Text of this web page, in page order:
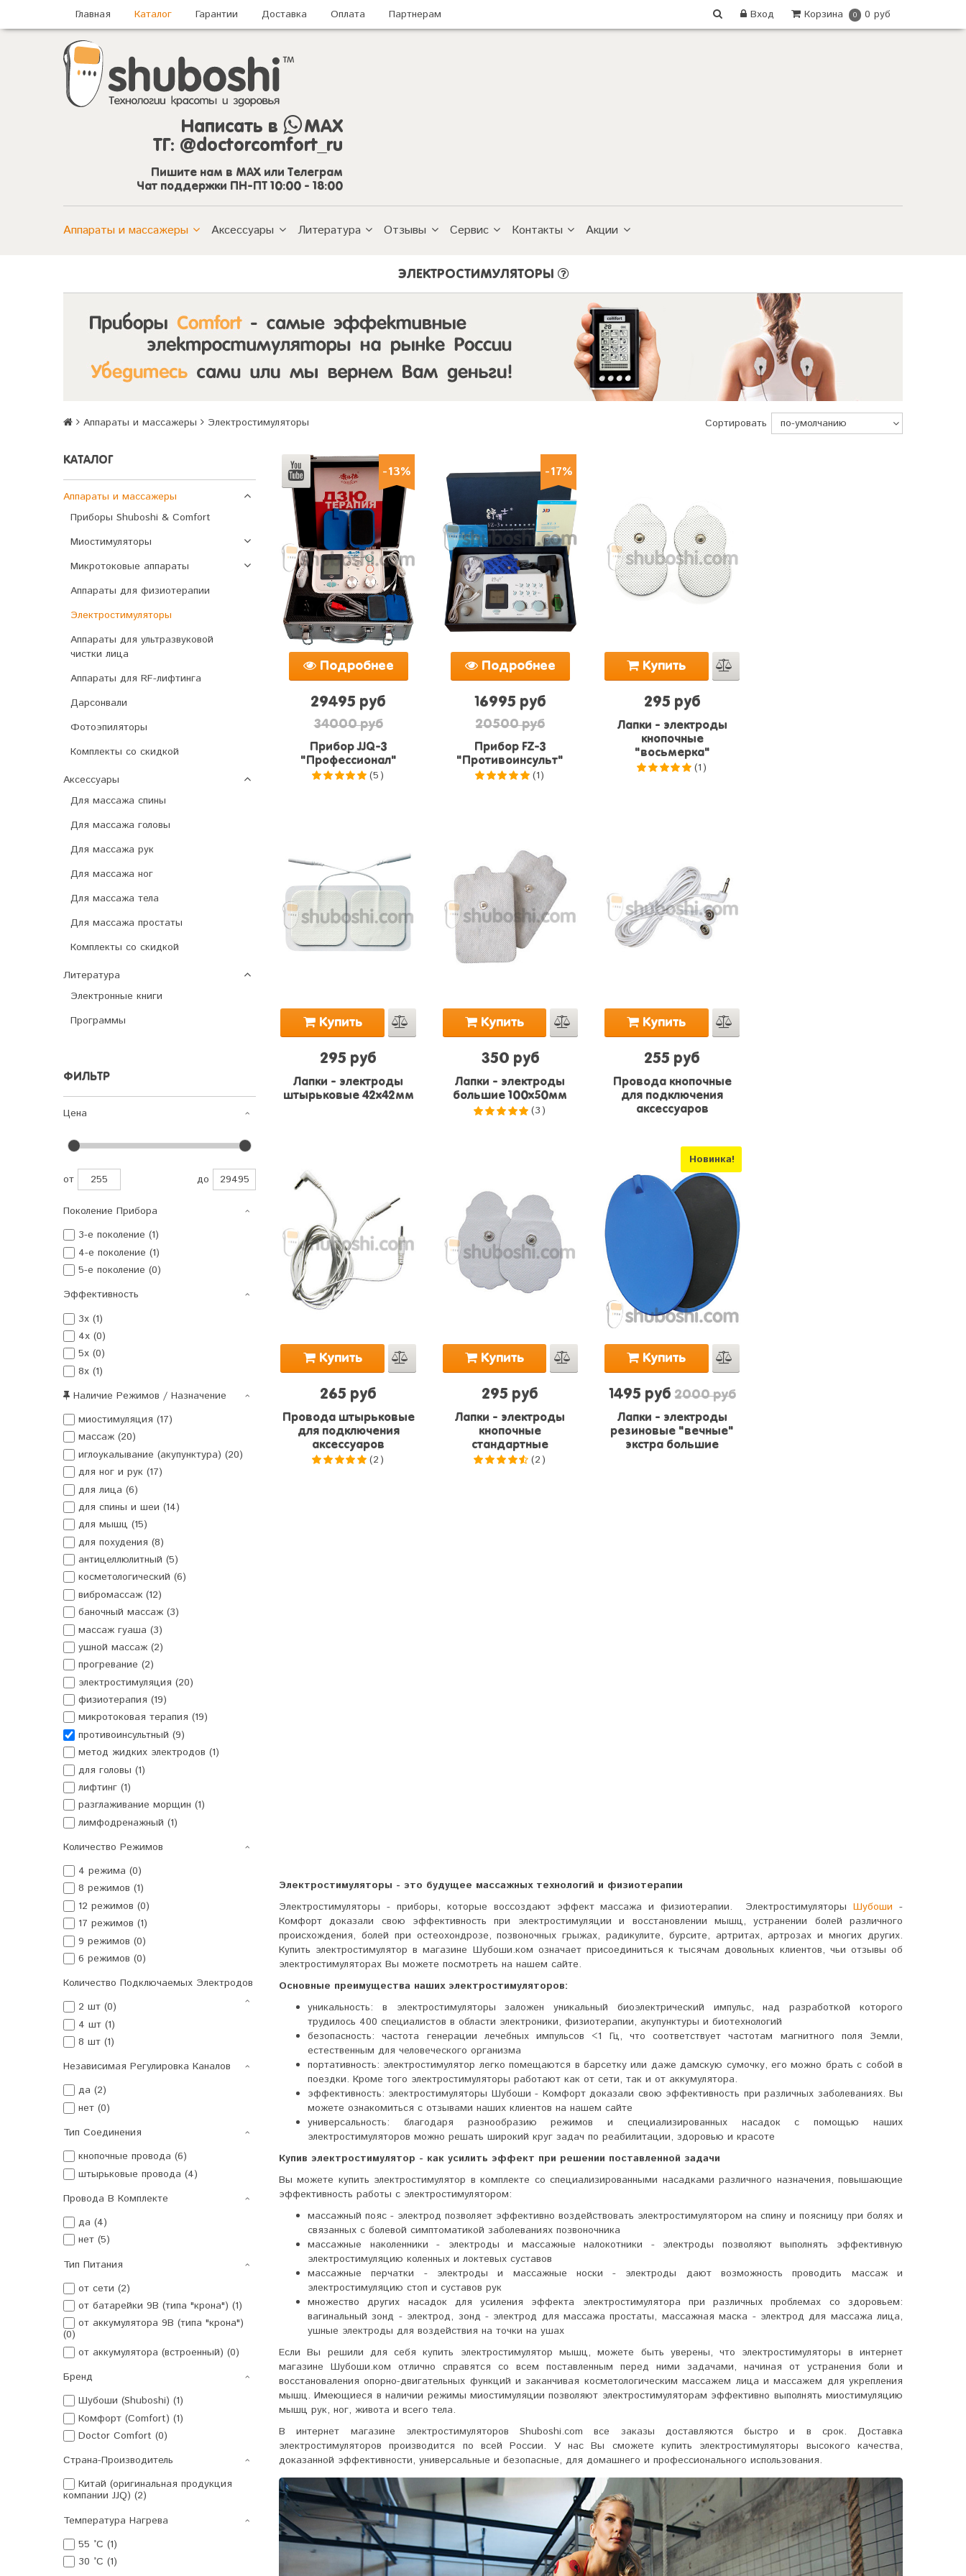
Главная Каталог Гарантии Доставка Оплата Партнерам Корзина 0 0 руб
Вход
Написать в
MAX
ТГ: @doctorcomfort_ru
Пишите нам в MAX или Телеграм
Чат поддержки ПН-ПТ 10:00 - 18:00
Аппараты и массажеры Аксессуары Литература Отзывы Сервис Контакты Акции
ЭЛЕКТРОСТИМУЛЯТОРЫ
Аппараты и массажеры Электростимуляторы Сортировать
КАТАЛОГ
Аппараты и массажеры
Приборы Shuboshi & Comfort
Миостимуляторы
Микротоковые аппараты
Аппараты для физиотерапии
Электростимуляторы
Аппараты для ультразвуковой
чистки лица
Аппараты для RF-лифтинга
Дарсонвали
Фотоэпиляторы
Комплекты со скидкой
Аксессуары
Для массажа спины
Для массажа головы
Для массажа рук
Для массажа ног
Для массажа тела
Для массажа простаты
Комплекты со скидкой
Литература
Электронные книги
Программы
ФИЛЬТР
Цена
от до
Поколение Прибора
3-е поколение (1)
4-е поколение (1)
5-е поколение (0)
Эффективность
3x (1)
4x (0)
5x (0)
8x (1)
Наличие Режимов / Назначение
миостимуляция (17)
массаж (20)
иглоукалывание (акупунктура) (20)
для ног и рук (17)
для лица (6)
для спины и шеи (14)
для мышц (15)
для похудения (8)
антицеллюлитный (5)
косметологический (6)
вибромассаж (12)
баночный массаж (3)
массаж гуаша (3)
ушной массаж (2)
прогревание (2)
электростимуляция (20)
физиотерапия (19)
микротоковая терапия (19)
противоинсультный (9)
метод жидких электродов (1)
для головы (1)
лифтинг (1)
разглаживание морщин (1)
лимфодренажный (1)
Количество Режимов
4 режима (0)
8 режимов (1)
12 режимов (0)
17 режимов (1)
9 режимов (0)
6 режимов (0)
Количество Подключаемых Электродов
2 шт (0)
4 шт (1)
8 шт (1)
Независимая Регулировка Каналов
да (2)
нет (0)
Тип Соединения
кнопочные провода (6)
штырьковые провода (4)
Провода В Комплекте
да (4)
нет (5)
Тип Питания
от сети (2)
от батарейки 9В (типа "крона") (1)
от аккумулятора 9В (типа "крона")
(0)
от аккумулятора (встроенный) (0)
Бренд
Шубоши (Shuboshi) (1)
Комфорт (Comfort) (1)
Doctor Comfort (0)
Страна-Производитель
Китай (оригинальная продукция
компании JJQ) (2)
Температура Нагрева
55 °C (1)
30 °C (1)
-13%
Подробнее
29495 руб
34000 руб
Прибор JJQ-3
"Профессионал"
(5)
-17%
Подробнее
16995 руб
20500 руб
Прибор FZ-3
"Противоинсульт"
(1)
Купить
295 руб
Лапки - электроды
кнопочные
"восьмерка"
(1)
Купить
295 руб
Лапки - электроды
штырьковые 42х42мм
Купить
350 руб
Лапки - электроды
большие 100x50мм
(3)
Купить
255 руб
Провода кнопочные
для подключения
аксессуаров
Купить
265 руб
Провода штырьковые
для подключения
аксессуаров
(2)
Купить
295 руб
Лапки - электроды
кнопочные
стандартные
(2)
Новинка!
Купить
1495 руб2000 руб
Лапки - электроды
резиновые "вечные"
экстра большие
Электростимуляторы - это будущее массажных технологий и физиотерапии
Электростимуляторы - приборы, которые воссоздают эффект массажа и физиотерапии. ЭлектростимуляторыШубоши -
Комфорт доказали свою эффективность при электростимуляции и восстановлении мышц, устранении болей различного
происхождения, болей при остеохондрозе, позвоночных грыжах, радикулите, бурсите, артритах, артрозах и многих других.
Купить электростимулятор в магазине Шубоши.ком означает присоединиться к тысячам довольных клиентов, чьи отзывы об
электростимуляторах Вы можете посмотреть на нашем сайте.
Основные преимущества наших электростимуляторов:
уникальность: в электростимуляторы заложен уникальный биоэлектрический импульс, над разработкой которого
трудилось 400 специалистов в области электроники, физиотерапии, акупунктуры и биотехнологий
безопасность: частота генерации лечебных импульсов <1 Гц, что соответствует частотам магнитного поля Земли,
естественным для человеческого организма
портативность: электростимулятор легко помещаются в барсетку или даже дамскую сумочку, его можно брать с собой в
поездки. Кроме того электростимуляторы работают как от сети, так и от аккумулятора.
эффективность: электростимуляторы Шубоши - Комфорт доказали свою эффективность при различных заболеваниях. Вы
можете ознакомиться с отзывами наших клиентов на нашем сайте
универсальность: благодаря разнообразию режимов и специализированных насадок с помощью наших
электростимуляторов можно решать широкий круг задач по реабилитации, здоровью и красоте
Купив электростимулятор - как усилить эффект при решении поставленной задачи
Вы можете купить электростимулятор в комплекте со специализированными насадками различного назначения, повышающие
эффективность работы с электростимулятором:
массажный пояс - электрод позволяет эффективно воздействовать электростимулятором на спину и поясницу при болях и
связанных с болевой симптоматикой заболеваниях позвоночника
массажные наколенники - электроды и массажные налокотники - электроды позволяют выполнять эффективную
электростимуляцию коленных и локтевых суставов
массажные перчатки - электроды и массажные носки - электроды дают возможность проводить массаж и
электростимуляцию стоп и суставов рук
множество других насадок для усиления эффекта электростимулятора при различных проблемах со здоровьем:
вагинальный зонд - электрод, зонд - электрод для массажа простаты, массажная маска - электрод для массажа лица,
ушные электроды для воздействия на точки на ушах
Если Вы решили для себя купить электростимулятор мышц, можете быть уверены, что электростимуляторы в интернет
магазине Шубоши.ком отлично справятся со всем поставленным перед ними задачами, начиная от устранения боли и
восстановаления опорно-двигательных функций и заканчивая косметологическим массажем лица и массажем для укрепления
мышц. Имеющиеся в наличии режимы миостимуляции позволяют электростимуляторам эффективно выполнять миостимуляцию
мышц рук, ног, живота и всего тела.
В интернет магазине электростимуляторов Shuboshi.com все заказы доставляются быстро и в срок. Доставка
электростимуляторов производится по всей России. У нас Вы сможете купить электростимуляторы высокого качества,
доказанной эффективности, универсальные и безопасные, для домашнего и профессионального использования.